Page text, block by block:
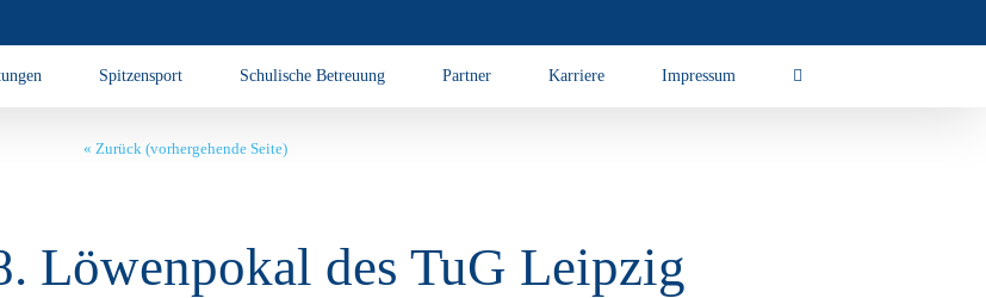
Spitzensport Schulische Betreuung Partner Karriere Impressum
« Zurück (vorhergehende Seite)
Löwenpokal des TuG Leipzig